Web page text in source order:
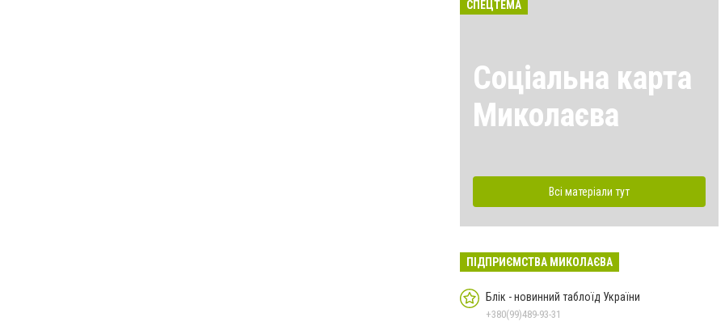
СПЕЦТЕМА
Соціальна карта
Миколаєва
Всі матеріали тут
ПІДПРИЄМСТВА МИКОЛАЄВА
Блік - новинний таблоїд України
+380(99)489-93-31